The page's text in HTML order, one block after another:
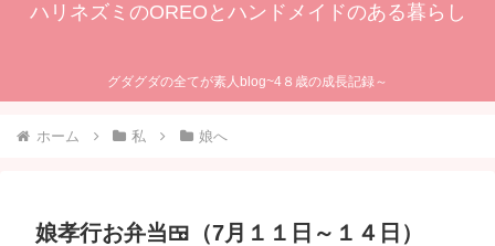
ハリネズミのOREOとハンドメイドのある暮らし
グダグダの全てが素人blog~4８歳の成長記録～
ホーム 私 娘へ
娘孝行お弁当🍱（7月１１日～１４日）